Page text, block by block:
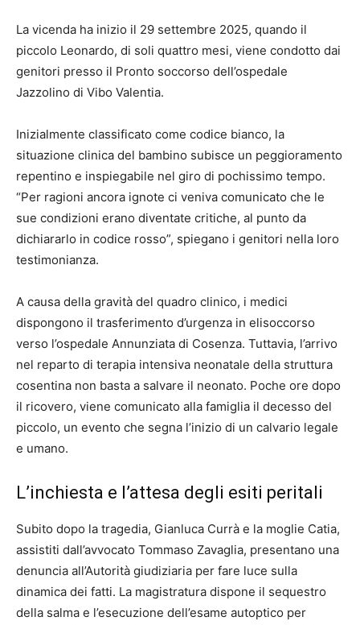
La vicenda ha inizio il 29 settembre 2025, quando il
piccolo Leonardo, di soli quattro mesi, viene condotto dai
genitori presso il Pronto soccorso dell’ospedale
Jazzolino di Vibo Valentia.
Inizialmente classificato come codice bianco, la
situazione clinica del bambino subisce un peggioramento
repentino e inspiegabile nel giro di pochissimo tempo.
“Per ragioni ancora ignote ci veniva comunicato che le
sue condizioni erano diventate critiche, al punto da
dichiararlo in codice rosso”, spiegano i genitori nella loro
testimonianza.
A causa della gravità del quadro clinico, i medici
dispongono il trasferimento d’urgenza in elisoccorso
verso l’ospedale Annunziata di Cosenza. Tuttavia, l’arrivo
nel reparto di terapia intensiva neonatale della struttura
cosentina non basta a salvare il neonato. Poche ore dopo
il ricovero, viene comunicato alla famiglia il decesso del
piccolo, un evento che segna l’inizio di un calvario legale
e umano.
L’inchiesta e l’attesa degli esiti peritali
Subito dopo la tragedia, Gianluca Currà e la moglie Catia,
assistiti dall’avvocato Tommaso Zavaglia, presentano una
denuncia all’Autorità giudiziaria per fare luce sulla
dinamica dei fatti. La magistratura dispone il sequestro
della salma e l’esecuzione dell’esame autoptico per